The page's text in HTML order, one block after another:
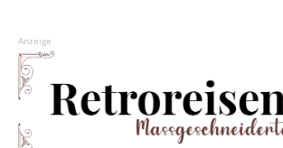
Anzeige